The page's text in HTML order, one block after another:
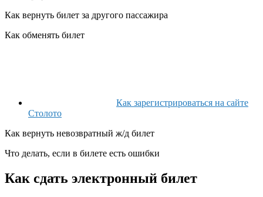
Как вернуть билет за другого пассажира
Как обменять билет
Как зарегистрироваться на сайте
Столото
Как вернуть невозвратный ж/д билет
Что делать, если в билете есть ошибки
Как сдать электронный билет